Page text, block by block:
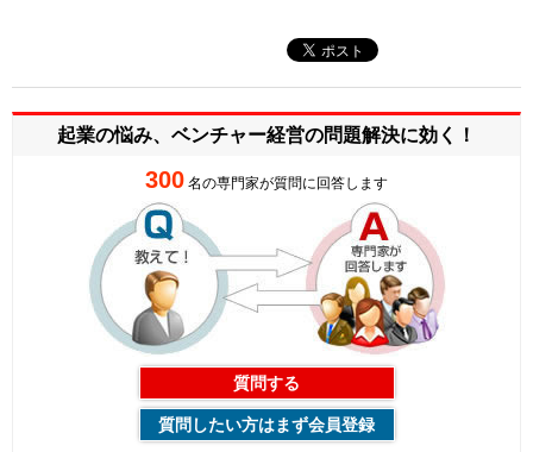
起業の悩み、ベンチャー経営の問題解決に効く！
300 名の専門家が質問に回答します
質問する
質問したい方はまず会員登録